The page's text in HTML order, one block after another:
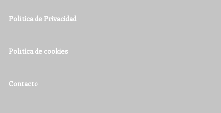
Política de Privacidad
Política de cookies
Contacto